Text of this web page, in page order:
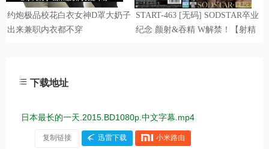
下载地址
日本最长的一天.2015.BD1080p.中文字幕.mp4
复制链接 迅雷下载 小米路由